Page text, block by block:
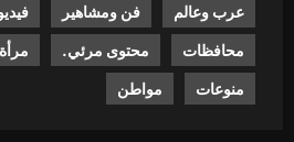
عرب وعالم فن ومشاهير
محافظات محتوى مرئي. مرأة
منوعات مواطن